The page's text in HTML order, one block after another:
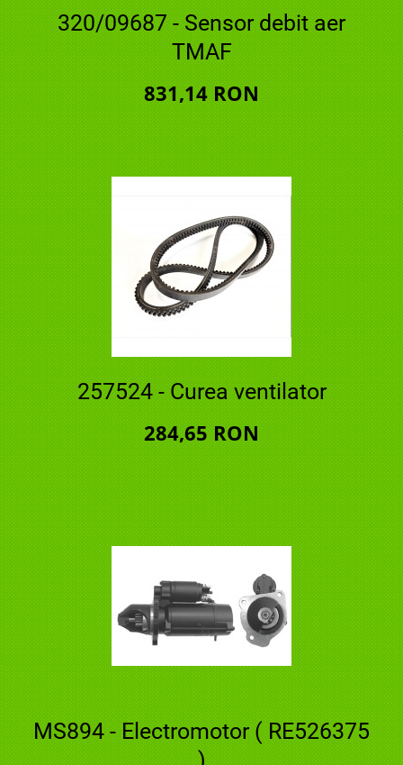
320/09687 - Sensor debit aer
TMAF
831,14 RON
257524 - Curea ventilator
284,65 RON
MS894 - Electromotor ( RE526375